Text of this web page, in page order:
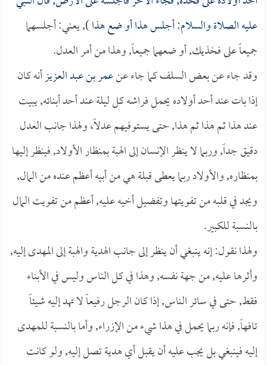
عليه الصلاة والسلام: أجلس هذا أو ضع هذا), يعني: أجلسهما
جميعاً على فخذيك, أو ضعهما جميعاً, وهذا من أمر العدل.
وقد جاء عن بعض السلف كما جاء عنعمر بن عبد العزيزأنه كان
إذا بات عند أحد أولاده يحمل فراشه كل ليلة عند أحد أبنائه, يبيت
عند هذا ثم هذا ثم هذا, حتى يستوفيهم عدلاً، ولهذا جانب العدل
دقيق جداً, وربما لا ينظر الإنسان إلى الهبة بمنظار الأولاد, فينظر إليها
بمنظاره, والأولاد ربما يعطى قبلة هي من أبيه أعظم عنده من المال,
ويجد في قلبه من تفويتها وتفضيل أخيه عليه, أعظم من تفويت المال
بالنسبة للكبير.
ولهذا نقول: إنه ينبغي أن ينظر إلى جانب الهدية والهبة إلى المهدى إليه,
وأثرها عليه, من جهة نفسه, وهذا في كل الناس وليس في الأبناء
فقط, حتى في سائر الناس, إذا كان الرجل رفيعاً لا تهد إليه شيئاً
تافهاً, فإنه ربما يحمل في هذا شيء من الإزراء, وأما بالنسبة للمهدى
إليه فينبغي بل يجب عليه أن يقبل أي هدية تصل إليه, ولو كانت